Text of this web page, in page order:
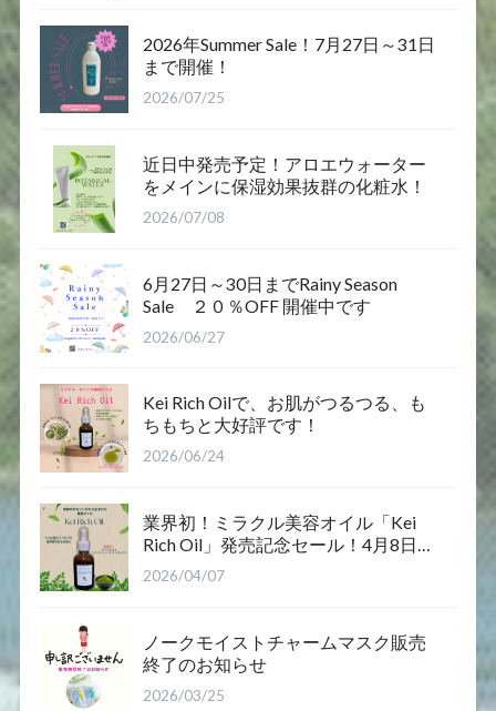
2026年Summer Sale！7月27日～31日
まで開催！
2026/07/25
近日中発売予定！アロエウォーター
をメインに保湿効果抜群の化粧水！
2026/07/08
6月27日～30日までRainy Season
Sale ２０％OFF 開催中です
2026/06/27
Kei Rich Oilで、お肌がつるつる、も
ちもちと大好評です！
2026/06/24
業界初！ミラクル美容オイル「Kei
Rich Oil」発売記念セール！4月8日12
時～12日まで
2026/04/07
ノークモイストチャームマスク販売
終了のお知らせ
2026/03/25